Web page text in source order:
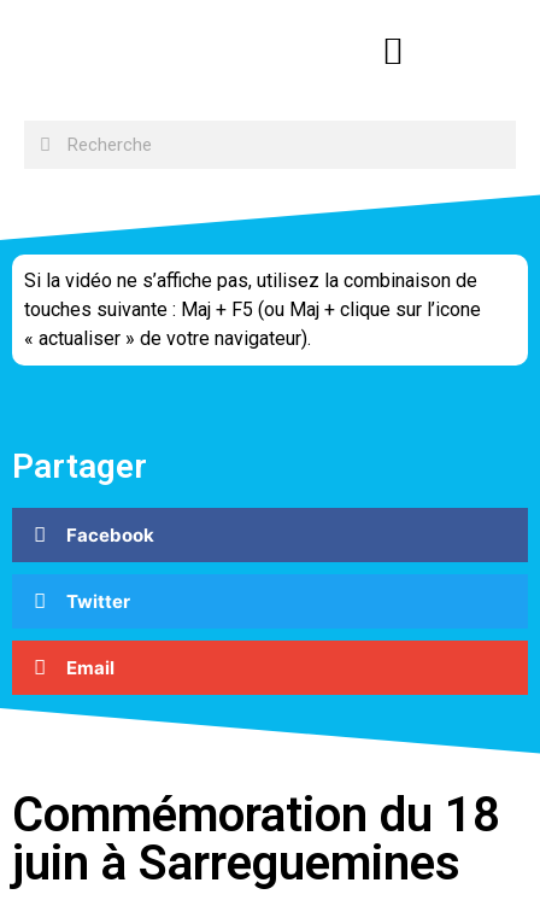
Si la vidéo ne s’affiche pas, utilisez la combinaison de
touches suivante : Maj + F5 (ou Maj + clique sur l’icone
« actualiser » de votre navigateur).
Partager
Facebook
Twitter
Email
Commémoration du 18
juin à Sarreguemines